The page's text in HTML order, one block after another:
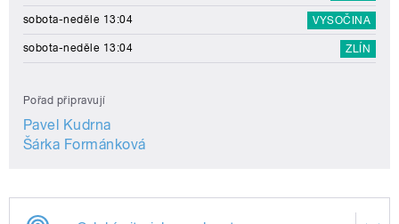
sobota-neděle 13:04 VYSOČINA
sobota-neděle 13:04 ZLÍN
Pořad připravují
Pavel Kudrna
Šárka Formánková